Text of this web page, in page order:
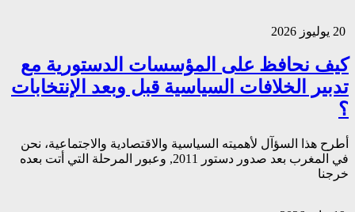
كيف نحافظ على المؤسسات الدستورية مع
تدبير الخلافات السياسية قبل وبعد الإنتخابات
؟
أطرح هذا السؤآل لأهميته السياسية والاقتصادية والاجتماعية، نحن
في المغرب بعد صدور دستور 2011, وعبور المرحلة التي أتت بعده
خرجنا